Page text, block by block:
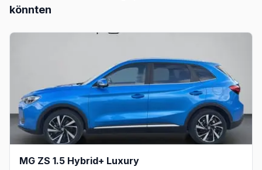
könnten
MG ZS 1.5 Hybrid+ Luxury